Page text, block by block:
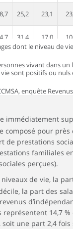
25,2 23,1
31,4 17,0
30,0 28,1
37,6 40,8
47,5 62,9
3,2 3,2
99,8 100,0
dont le niveau de
vivant dans
sont positifs ou
enquête
immédiatement
pour près
de prestations
familiales
perçues).
niveaux de vie, la
la part des
14,7
une part 2,4